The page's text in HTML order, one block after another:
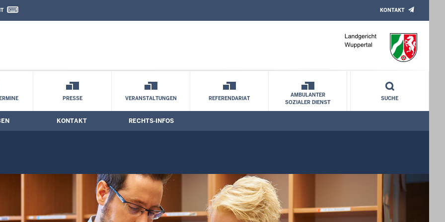
Kontaktformular
KONTAKT
PRESSE VERANSTALTUNGEN REFERENDARIAT
AMBULANTER
SOZIALER DIENST
SUCHE
KONTAKT RECHTS-INFOS